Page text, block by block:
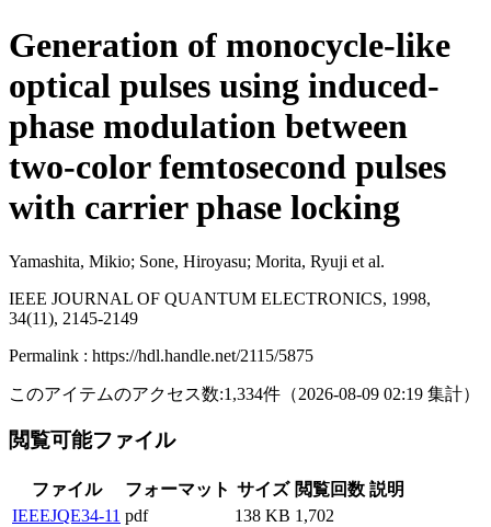
Generation of monocycle-like
optical pulses using induced-
phase modulation between
two-color femtosecond pulses
with carrier phase locking
Yamashita, Mikio; Sone, Hiroyasu; Morita, Ryuji et al.
IEEE JOURNAL OF QUANTUM ELECTRONICS, 1998,
34(11), 2145-2149
Permalink : https://hdl.handle.net/2115/5875
このアイテムのアクセス数:1,334件 （2026-08-09 02:19 集計）
閲覧可能ファイル
ファイル フォーマット サイズ 閲覧回数 説明
IEEEJQE34-11 pdf 138 KB 1,702